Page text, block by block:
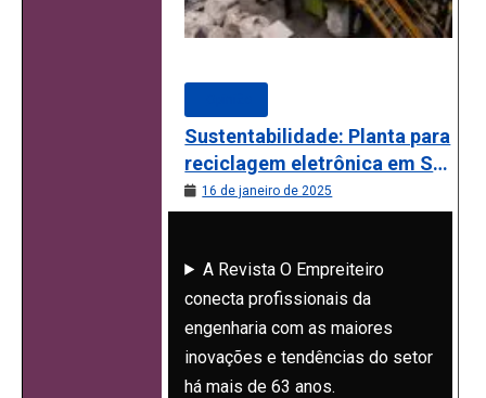
Sustentabilidade: Planta para
reciclagem eletrônica em SP
se torna a maior da América
Latina
16 de janeiro de 2025
A Revista O Empreiteiro
conecta profissionais da
engenharia com as maiores
inovações e tendências do setor
há mais de 63 anos.